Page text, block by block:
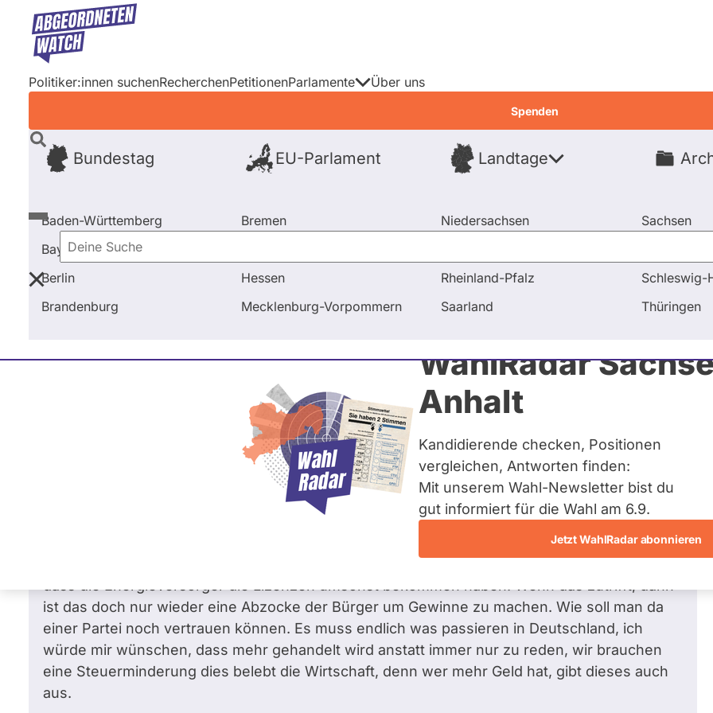
Direkt
Inhalt
Politiker:innen suchenRecherchenPetitionenParlamente
Bundestag EU-Parlament Landtage
Baden-Württemberg
Bayern
Berlin
Brandenburg
Bremen
Hessen
Mecklenburg-Vorpommern
Niedersachsen
Rheinland-Pfalz
Saarland
Sachsen
Schleswig-
Thüringen
Über uns
Spenden
Deine
Suche
WahlRadar
Anhalt
Kandidierende checken, Positionen
vergleichen, Antworten finden:
Mit unserem Wahl-Newsletter bist du
gut informiert für die Wahl am 6.9.
Jetzt WahlRadar abonnieren
Startseite Frage stellen Ingrid Arndt-Brauer Fragen und Antworten Frage an Ingrid Arndt-Brauer
Ingrid Arndt-Brauer Zum Profil
Frage an Ingrid Arndt-Brauer vonmichael k. bezüglich Verbraucherschutz
Wie kann es sein, dass die Bürger ständig neue Preissteigerungen von Gas und Strom
hinnehmen müssen? Die Energielieferranten reden sich damit raus, dass sie teure Lizenzen
ist das doch nur wieder eine Abzocke der Bürger um Gewinne zu machen. Wie soll man da
einer Partei noch vertrauen können. Es muss endlich was passieren in Deutschland, ich
würde mir wünschen, dass mehr gehandelt wird anstatt immer nur zu reden, wir brauchen
eine Steuerminderung dies belebt die Wirtschaft, denn wer mehr Geld hat, gibt dieses auch
aus.